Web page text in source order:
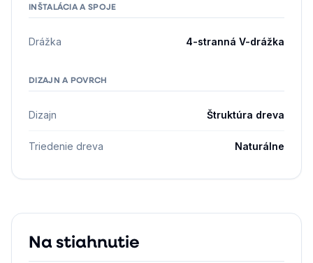
INŠTALÁCIA A SPOJE
Drážka 4-stranná V-drážka
DIZAJN A POVRCH
Dizajn Štruktúra dreva
Triedenie dreva Naturálne
Na stiahnutie